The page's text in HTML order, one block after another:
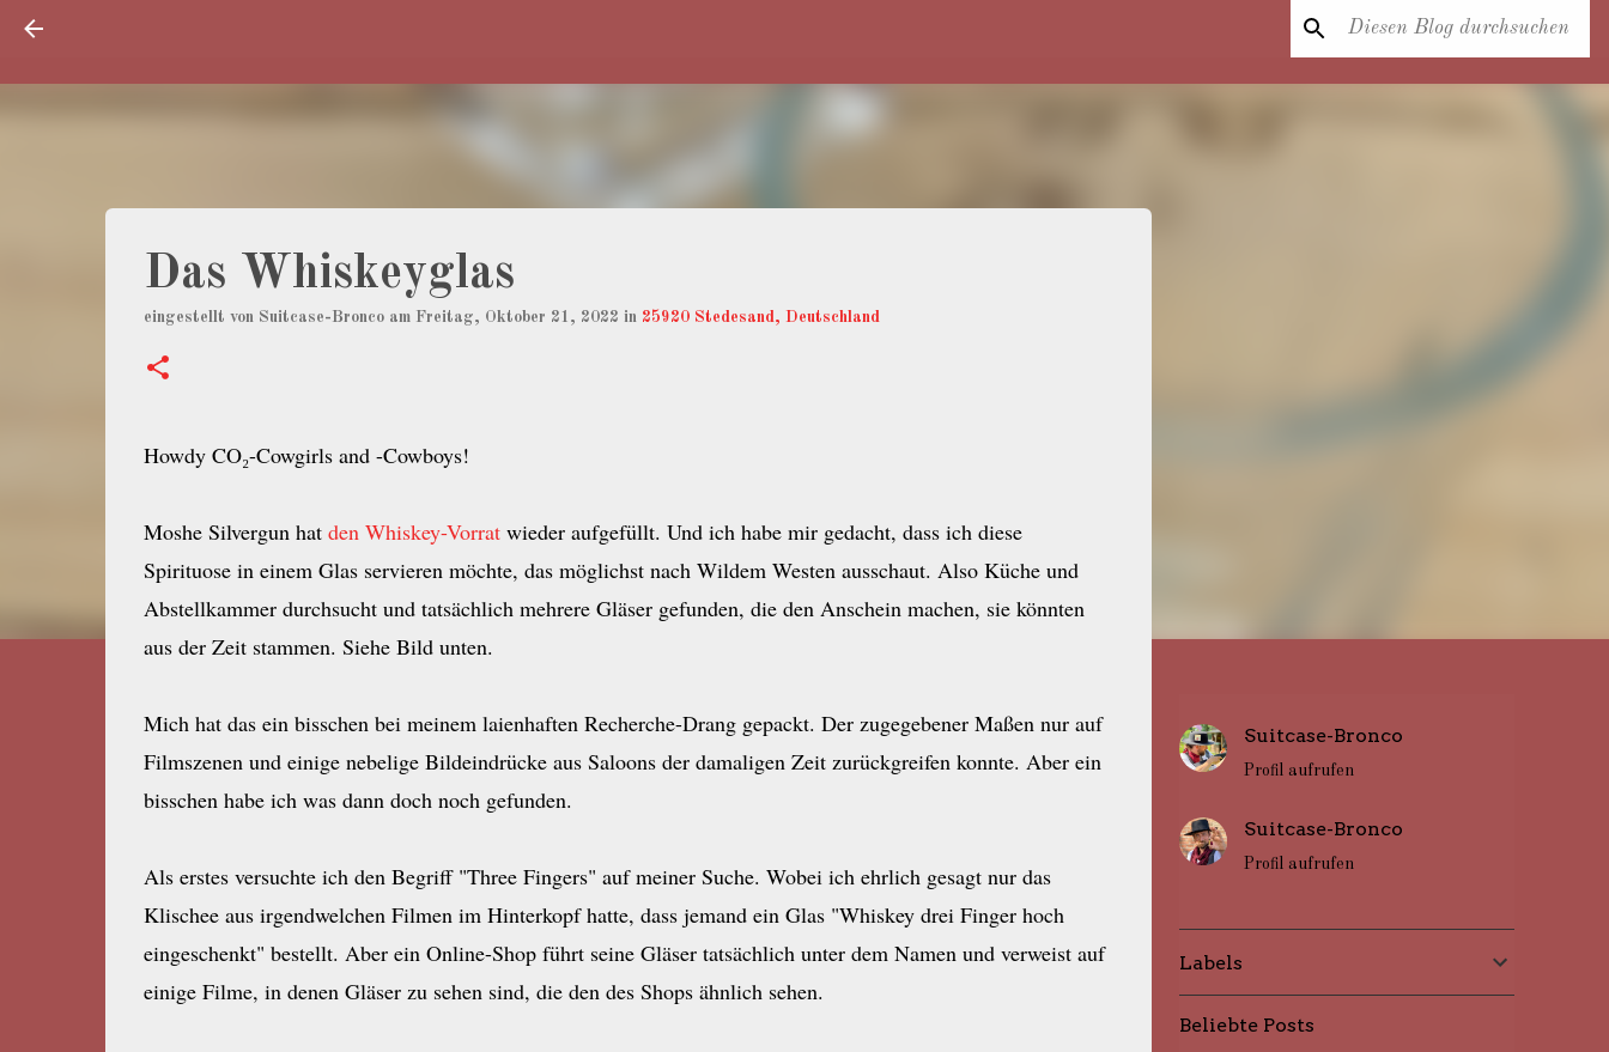
Das Whiskeyglas
eingestellt von Suitcase-Bronco am Freitag, Oktober 21, 2022 in 25920 Stedesand, Deutschland
Howdy CO₂-Cowgirls and -Cowboys!
Moshe Silvergun hat den Whiskey-Vorratwieder aufgefüllt. Und ich habe mir gedacht, dass ich diese
Spirituose in einem Glas servieren möchte, das möglichst nach Wildem Westen ausschaut. Also Küche und
Abstellkammer durchsucht und tatsächlich mehrere Gläser gefunden, die den Anschein machen, sie könnten
aus der Zeit stammen. Siehe Bild unten.
Mich hat das ein bisschen bei meinem laienhaften Recherche-Drang gepackt. Der zugegebener Maßen nur auf
Filmszenen und einige nebelige Bildeindrücke aus Saloons der damaligen Zeit zurückgreifen konnte. Aber ein
bisschen habe ich was dann doch noch gefunden.
Als erstes versuchte ich den Begriff "Three Fingers" auf meiner Suche. Wobei ich ehrlich gesagt nur das
Klischee aus irgendwelchen Filmen im Hinterkopf hatte, dass jemand ein Glas "Whiskey drei Finger hoch
eingeschenkt" bestellt. Aber ein Online-Shop führt seine Gläser tatsächlich unter dem Namen und verweist auf
einige Filme, in denen Gläser zu sehen sind, die den des Shops ähnlich sehen.
Suitcase-Bronco
Profil aufrufen
Suitcase-Bronco
Profil aufrufen
Labels
Beliebte Posts